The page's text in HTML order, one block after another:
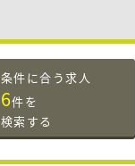
条件に合う求人
6件を
検索する